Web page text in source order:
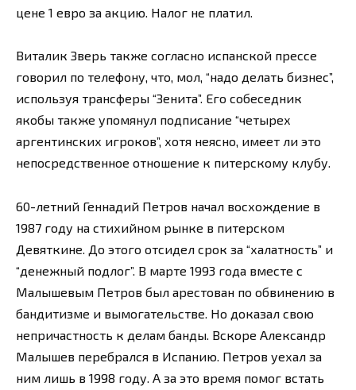
цене 1 евро за акцию. Налог не платил.
Виталик Зверь также согласно испанской прессе
говорил по телефону, что, мол, “надо делать бизнес”,
используя трансферы “Зенита”. Его собеседник
якобы также упомянул подписание “четырех
аргентинских игроков”, хотя неясно, имеет ли это
непосредственное отношение к питерскому клубу.
60-летний Геннадий Петров начал восхождение в
1987 году на стихийном рынке в питерском
Девяткине. До этого отсидел срок за “халатность” и
“денежный подлог”. В марте 1993 года вместе с
Малышевым Петров был арестован по обвинению в
бандитизме и вымогательстве. Но доказал свою
непричастность к делам банды. Вскоре Александр
Малышев перебрался в Испанию. Петров уехал за
ним лишь в 1998 году. А за это время помог встать